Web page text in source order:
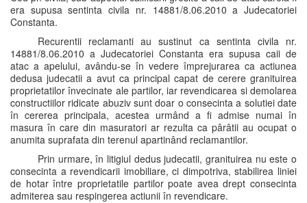
era supusa sentinta civila nr. 14881/8.06.2010 a Judecatoriei
Constanta.
Recurentii reclamanti au sustinut ca sentinta civila nr.
14881/8.06.2010 a Judecatoriei Constanta era supusa caii de
atac a apelului, avându-se în vedere împrejurarea ca actiunea
dedusa judecatii a avut ca principal capat de cerere granituirea
proprietatilor învecinate ale partilor, iar revendicarea si demolarea
constructiilor ridicate abuziv sunt doar o consecinta a solutiei date
în cererea principala, acestea urmând a fi admise numai în
masura în care din masuratori ar rezulta ca pârâtii au ocupat o
anumita suprafata din terenul apartinând reclamantilor.
Prin urmare, în litigiul dedus judecatii, granituirea nu este o
consecinta a revendicarii imobiliare, ci dimpotriva, stabilirea liniei
de hotar între proprietatile partilor poate avea drept consecinta
admiterea sau respingerea actiunii în revendicare.